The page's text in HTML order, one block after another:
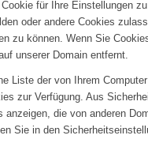
für Ihre Einstellungen
oder andere Cookies
zu können. Wenn Sie
unserer Domain entfernt.
Liste der von Ihrem
zur Verfügung. Aus
anzeigen, die von anderen
Sie in den